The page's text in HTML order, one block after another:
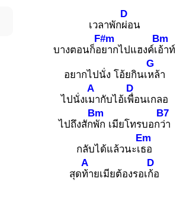
เวลาพัก
D
ผ่อน
บางตอนก็อ
F#m
ยากไปแฮงค์เ
Bm
อ้าท์
อยากไปนั่ง โอ้ยกินเ
G
หล้า
ไปนั่งเ
A
มากับไอ้เ
D
พื่อนเกลอ
ไปถึงสัก
Bm
พัก เมียโทรบอก
B7
ว่า
กลับได้แล้วนะเ
Em
ธอ
สุด
A
ท้ายเมียต้องรอเ
D
ก้อ